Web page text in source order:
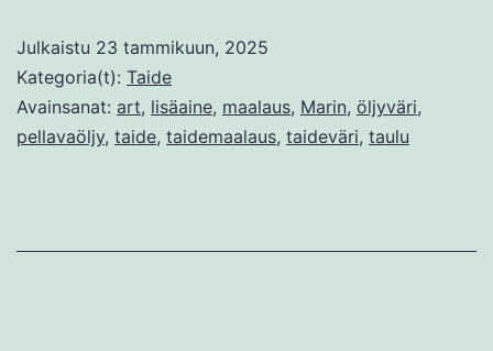
Julkaistu 23 tammikuun, 2025
Kategoria(t): Taide
Avainsanat: art, lisäaine, maalaus, Marin, öljyväri,
pellavaöljy, taide, taidemaalaus, taideväri, taulu